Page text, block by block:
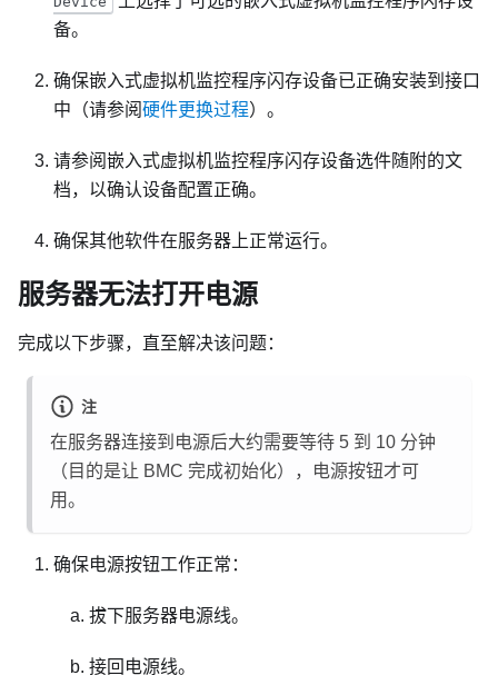
备。
确保嵌入式虚拟机监控程序闪存设备已正确安装到接口
中（请参阅硬件更换过程）。
请参阅嵌入式虚拟机监控程序闪存设备选件随附的文
档，以确认设备配置正确。
确保其他软件在服务器上正常运行。
服务器无法打开电源
完成以下步骤，直至解决该问题：
注
在服务器连接到电源后大约需要等待 5 到 10 分钟
（目的是让 BMC 完成初始化），电源按钮才可
用。
确保电源按钮工作正常：
拔下服务器电源线。
接回电源线。